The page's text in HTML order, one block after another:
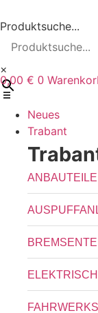
Inhalt
wechseln
Produktsuche...
×
0,00 € 0
Neues
Trabant